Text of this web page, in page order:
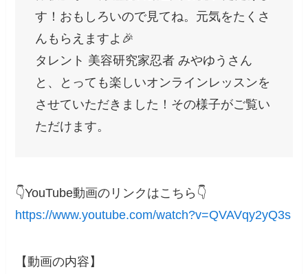
す！おもしろいので見てね。元気をたくさ
んもらえますよ🎉
タレント 美容研究家忍者 みやゆうさん
と、とっても楽しいオンラインレッスンを
させていただきました！その様子がご覧い
ただけます。
👇️YouTube動画のリンクはこちら👇️
https://www.youtube.com/watch?v=QVAVqy2yQ3s
【動画の内容】